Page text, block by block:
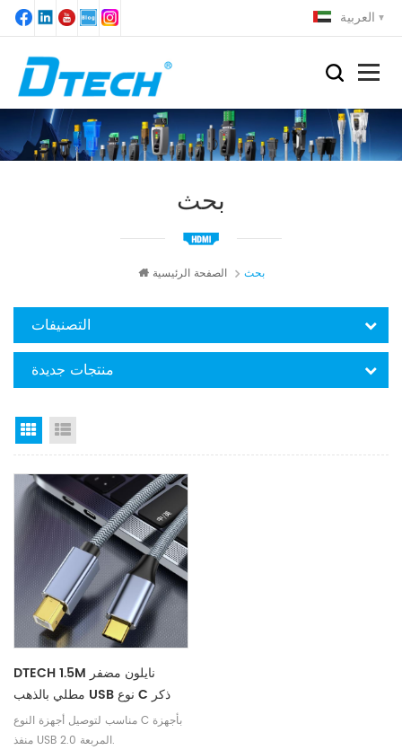
العربية
بحث
الصفحة الرئيسية بحث
التصنيفات
منتجات جديدة
Grid View
DTECH 1.5M نايلون مضفر
مطلي بالذهب USB نوع C ذكر
إلى B ذكر 2.0 طابعة USB كابل
بيانات لفك لوحة المفاتيح
مناسب لتوصيل أجهزة النوع C بأجهزة
منفذ USB 2.0 المربعة.